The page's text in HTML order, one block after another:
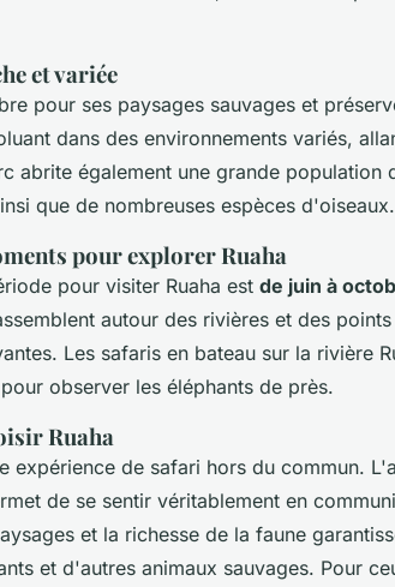
et variée
pour ses paysages sauvages et
dans des environnements variés,
abrite également une grande population
que de nombreuses espèces d'oiseaux.
pour explorer Ruaha
pour visiter Ruaha est de juin à
autour des rivières et des
Les safaris en bateau sur la rivière
observer les éléphants de près.
Ruaha
expérience de safari hors du commun.
de se sentir véritablement en
et la richesse de la faune
et d'autres animaux sauvages. Pour